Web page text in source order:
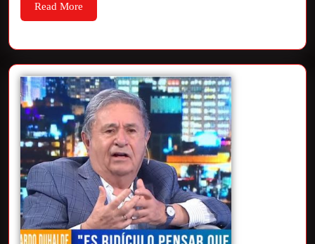
Read More